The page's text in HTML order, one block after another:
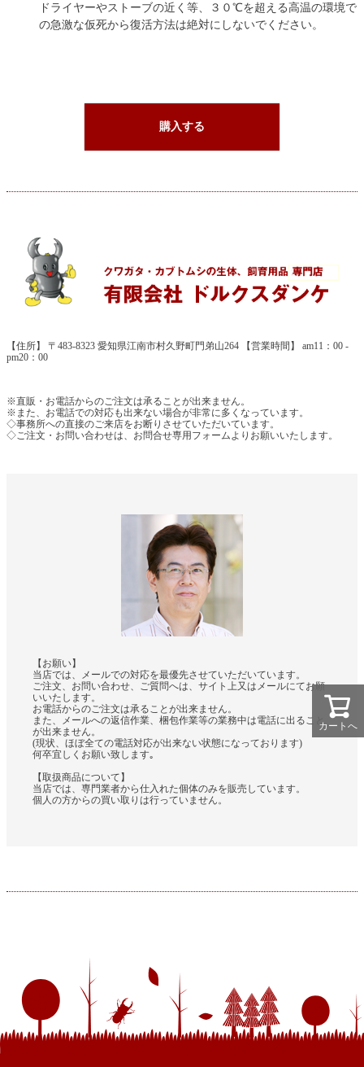
ドライヤーやストーブの近く等、３０℃を超える高温の環境で
の急激な仮死から復活方法は絶対にしないでください。
購入する
【住所】 〒483-8323 愛知県江南市村久野町門弟山264 【営業時間】 am11：00 -
pm20：00
※直販・お電話からのご注文は承ることが出来ません。
※また、お電話での対応も出来ない場合が非常に多くなっています。
◇事務所への直接のご来店をお断りさせていただいています。
◇ご注文・お問い合わせは、お問合せ専用フォームよりお願いいたします。
【お願い】
当店では、メールでの対応を最優先させていただいています。
ご注文、お問い合わせ、ご質問へは、サイト上又はメールにてお願
いいたします。
お電話からのご注文は承ることが出来ません。
また、メールへの返信作業、梱包作業等の業務中は電話に出ること
が出来ません。
(現状、ほぼ全ての電話対応が出来ない状態になっております)
何卒宜しくお願い致します｡
【取扱商品について】
当店では、専門業者から仕入れた個体のみを販売しています。
個人の方からの買い取りは行っていません。
カートへ